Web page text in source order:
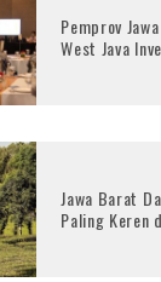
Pemprov
West Java
Jawa Barat
Paling Keren